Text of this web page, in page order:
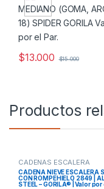
$13.000 $15.000
Productos
CADENAS ESCALERA
CADENA NIEVE ESCALERA
CON ROMPEHIELO 2849 |
STEEL – GORILA® | Valor por